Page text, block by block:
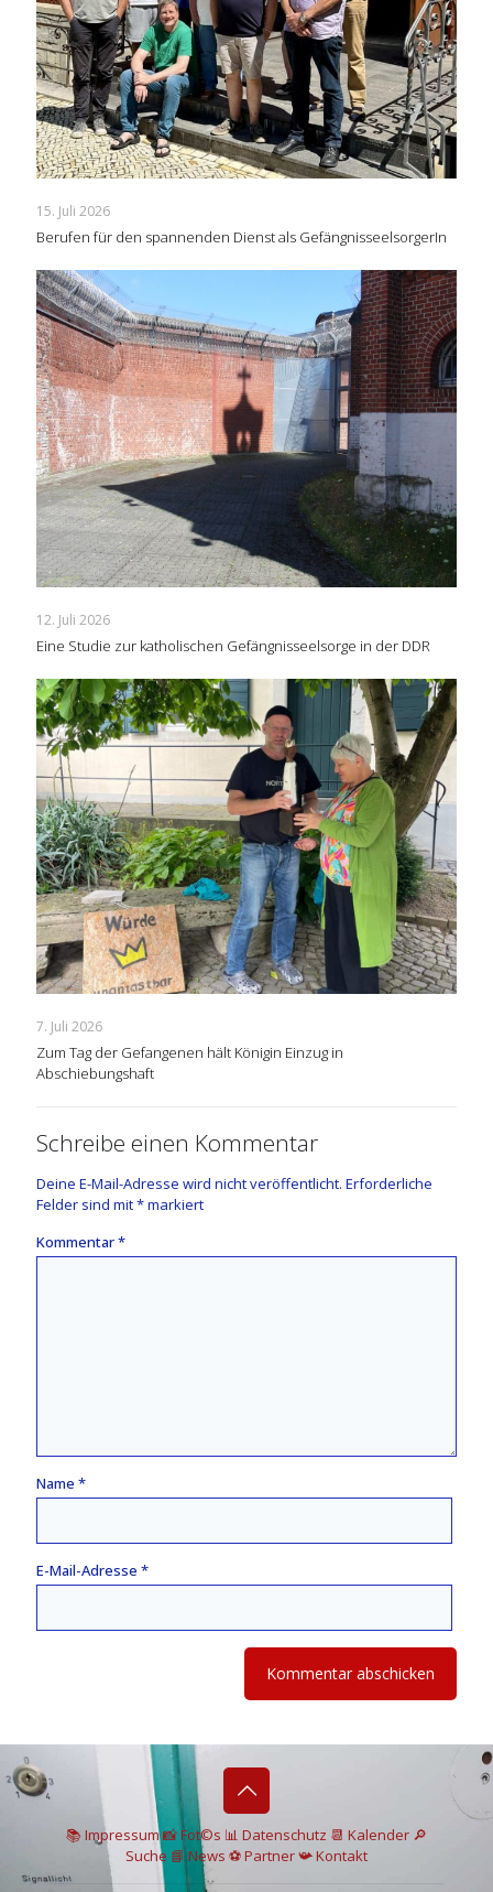
15. Juli 2026
Berufen für den spannenden Dienst als GefängnisseelsorgerIn
12. Juli 2026
Eine Studie zur katholischen Gefängnisseelsorge in der DDR
7. Juli 2026
Zum Tag der Gefangenen hält Königin Einzug in
Abschiebungshaft
Schreibe einen Kommentar
Deine E-Mail-Adresse wird nicht veröffentlicht. Erforderliche
Felder sind mit*markiert
Kommentar*
Name *
E-Mail-Adresse *
📚 Impressum📸Fot©s 📊 Datenschutz 📆 Kalender 🔎
Suche 📘 News ⚽Partner📯Kontakt